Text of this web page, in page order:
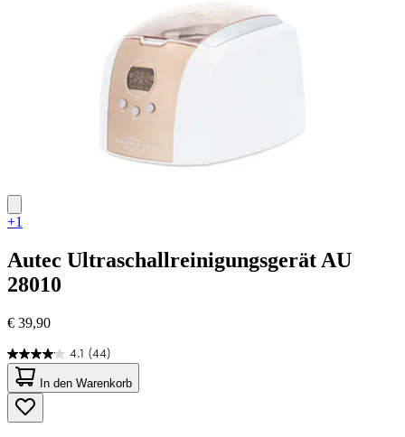
+1
Autec Ultraschallreinigungsgerät AU
28010
€ 39,90
4.1 (44)
4.1
von
5
Sternen.
44
In den Warenkorb